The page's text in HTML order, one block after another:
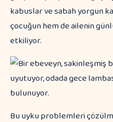
kabuslar ve sabah yorgun
çocuğun hem de ailenin
etkiliyor.
Bu uyku problemleri